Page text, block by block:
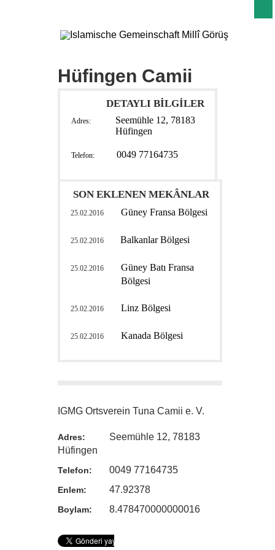
Hüfingen Camii
DETAYLI BİLGİLER
Adres:
Seemühle 12, 78183
Hüfingen
Telefon: 0049 77164735
SON EKLENEN MEKÂNLAR
25.02.2016 Güney Fransa Bölgesi
25.02.2016 Balkanlar Bölgesi
25.02.2016
Güney Batı Fransa
Bölgesi
25.02.2016 Linz Bölgesi
25.02.2016 Kanada Bölgesi
IGMG Ortsverein Tuna Camii e. V.
Adres:
Seemühle 12, 78183
Hüfingen
Telefon: 0049 77164735
Enlem: 47.92378
Boylam: 8.478470000000016